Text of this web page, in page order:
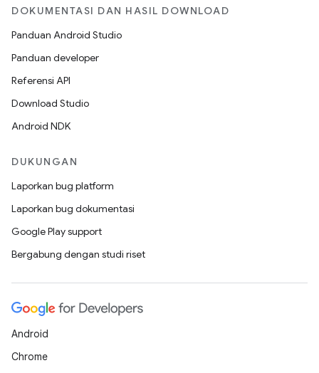
DOKUMENTASI DAN HASIL DOWNLOAD
Panduan Android Studio
Panduan developer
Referensi API
Download Studio
Android NDK
DUKUNGAN
Laporkan bug platform
Laporkan bug dokumentasi
Google Play support
Bergabung dengan studi riset
Android
Chrome